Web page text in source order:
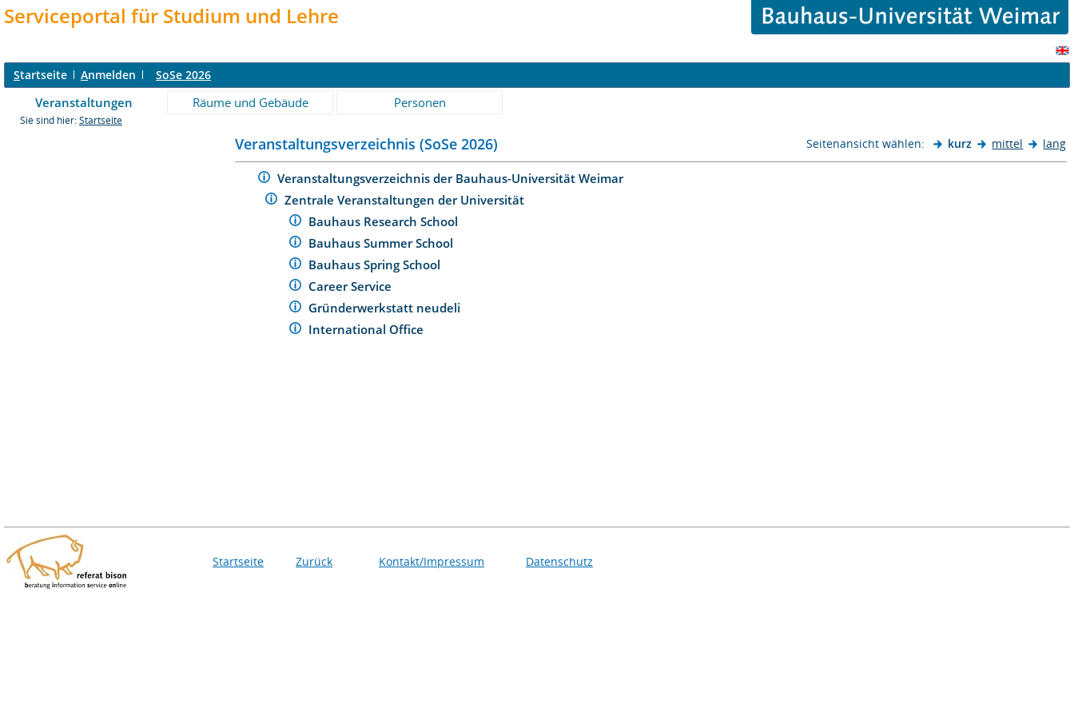
Serviceportal für Studium und Lehre
Startseite Anmelden SoSe 2026
Veranstaltungen Räume und Gebäude Personen
Sie sind hier: Startseite
Veranstaltungsverzeichnis (SoSe 2026) Seitenansicht wählen: kurz mittel lang
Veranstaltungsverzeichnis der Bauhaus-Universität Weimar
Zentrale Veranstaltungen der Universität
Bauhaus Research School
Bauhaus Summer School
Bauhaus Spring School
Career Service
Gründerwerkstatt neudeli
International Office
Startseite Zurück Kontakt/Impressum Datenschutz